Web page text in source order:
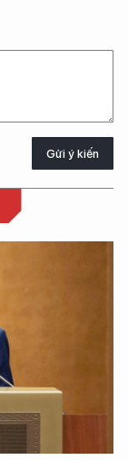
Gửi ý kiến